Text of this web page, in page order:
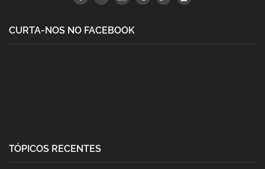
CURTA-NOS NO FACEBOOK
TÓPICOS RECENTES